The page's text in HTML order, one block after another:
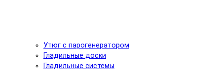
Утюг с парогенератором
Гладильные доски
Гладильные системы